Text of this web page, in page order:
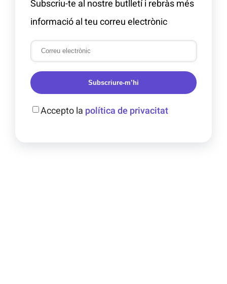
Subscriu-te al nostre butlletí i rebràs més
informació al teu correu electrònic
Subscriure-m’hi
Accepto la política de privacitat